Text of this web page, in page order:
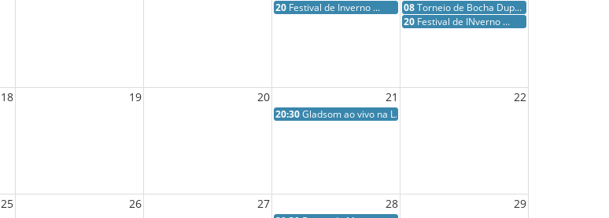
20 Festival de Inverno ... 08Torneio de Bocha Dup...
20 Festival de INverno ...
18 19 20 21 22
20:30Gladsom ao vivo na L...
25 26 27 28 29